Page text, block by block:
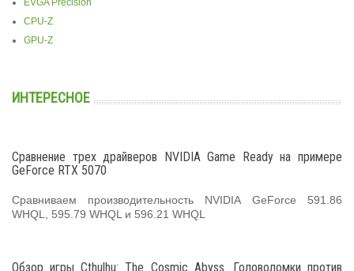
CPU-Z
GPU-Z
ИНТЕРЕСНОЕ
Сравнение трех драйверов NVIDIA Game Ready на примере
GeForce RTX 5070
Сравниваем производительность NVIDIA GeForce 591.86
WHQL, 595.79 WHQL и 596.21 WHQL
Обзор игры Cthulhu: The Cosmic Abyss. Головоломки против